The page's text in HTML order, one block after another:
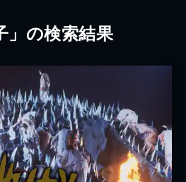
」の検索結果